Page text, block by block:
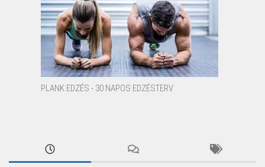
PLANK EDZÉS - 30 NAPOS EDZÉSTERV